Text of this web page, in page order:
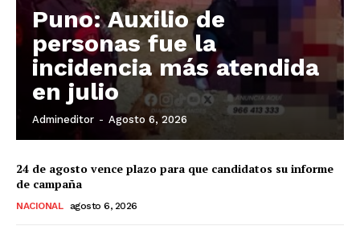
Puno: Auxilio de
personas fue la
incidencia más atendida
en julio
Admineditor - Agosto 6, 2026
24 de agosto vence plazo para que candidatos su informe
de campaña
NACIONAL agosto 6, 2026